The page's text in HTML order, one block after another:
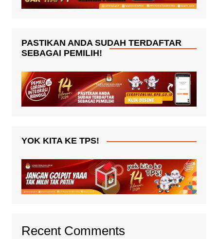
PASTIKAN ANDA SUDAH TERDAFTAR
SEBAGAI PEMILIH!
YOK KITA KE TPS!
Recent Comments